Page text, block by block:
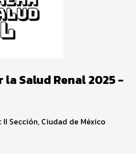
la Salud Renal 2025 -
Sección, Ciudad de México